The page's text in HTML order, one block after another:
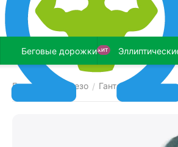
Беговые дорожкиХИТ
Главная Железо / Гантели